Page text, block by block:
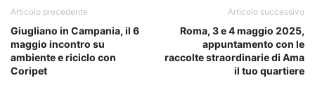
Articolo precedente
Giugliano in Campania, il 6
maggio incontro su
ambiente e riciclo con
Coripet
Articolo successivo
Roma, 3 e 4 maggio 2025,
appuntamento con le
raccolte straordinarie di Ama
il tuo quartiere